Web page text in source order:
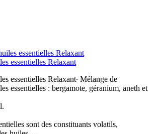
essentielles Relaxant
essentielles Relaxant∙ Mélange de
essentielles : bergamote, géranium, aneth et
sont des constituants volatils,